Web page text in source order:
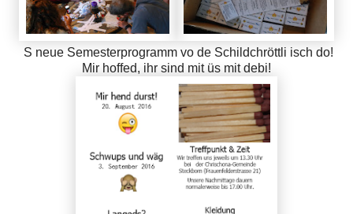
S neue Semesterprogramm vo de Schildchröttli isch do!
Mir hoffed, ihr sind mit üs mit debi!